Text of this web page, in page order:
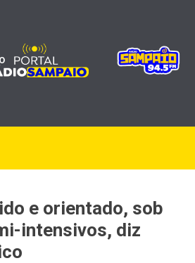
e orientado, sob
intensivos, diz